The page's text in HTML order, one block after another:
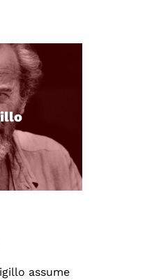
assume